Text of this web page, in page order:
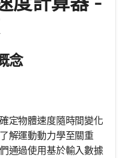
念
定物體速度隨時間變化
解運動動力學至關重
通過使用基於輸入數據